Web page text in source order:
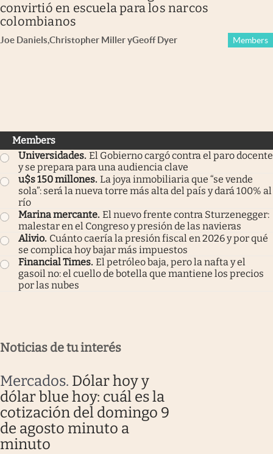
convirtió en escuela para los narcos
colombianos
Joe Daniels,Christopher MilleryGeoff Dyer Members
Members
Universidades. El Gobierno cargó contra el paro docente
y se prepara para una audiencia clave
u$s 150 millones. La joya inmobiliaria que “se vende
sola”: será la nueva torre más alta del país y dará 100% al
río
Marina mercante. El nuevo frente contra Sturzenegger:
malestar en el Congreso y presión de las navieras
Alivio. Cuánto caería la presión fiscal en 2026 y por qué
se complica hoy bajar más impuestos
Financial Times. El petróleo baja, pero la nafta y el
gasoil no: el cuello de botella que mantiene los precios
por las nubes
Noticias de tu interés
Mercados. Dólar hoy y
dólar blue hoy: cuál es la
cotización del domingo 9
de agosto minuto a
minuto